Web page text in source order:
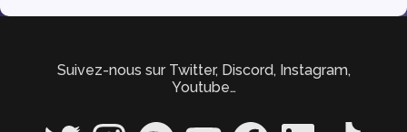
Suivez-nous sur Twitter, Discord, Instagram,
Youtube…
Twitter InstagramSpotify YouTube FacebookLinkedIn TikTok